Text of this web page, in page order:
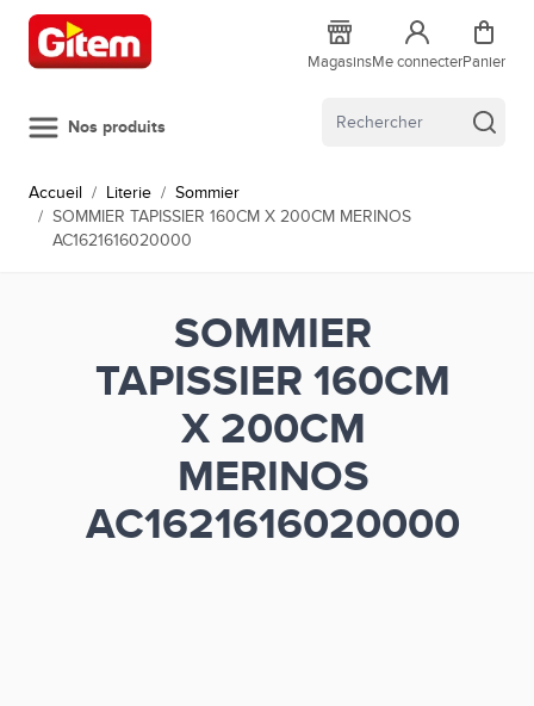
Allez au contenu
MagasinsMe connecterPanier
Nos produits
Accueil / Literie / Sommier
/ SOMMIER TAPISSIER 160CM X 200CM MERINOS
AC1621616020000
SOMMIER
TAPISSIER 160CM
X 200CM
MERINOS
AC1621616020000